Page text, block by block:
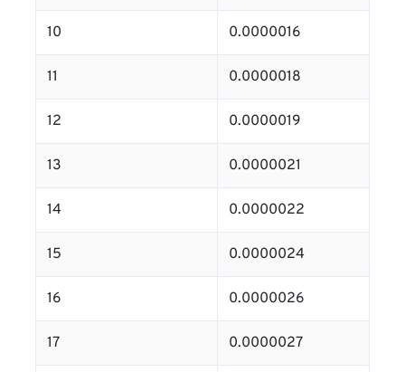
10 0.0000016
11 0.0000018
12 0.0000019
13 0.0000021
14 0.0000022
15 0.0000024
16 0.0000026
17 0.0000027